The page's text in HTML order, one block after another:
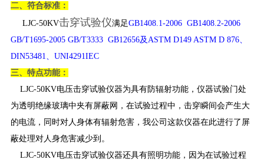
二、符合标准：
LJC-50KV击穿试验仪满足GB1408.1-2006 GB1408.2-2006
GB/T1695-2005 GB/T3333 GB12656及ASTM D149 ASTM D 876、
DIN53481、UNI4291IEC
三、特点功能：
LJC-50KV电压击穿试验仪器为具有防辐射功能，仪器试验门处
为透明绝缘玻璃中夹有屏蔽网，在试验过程中，击穿瞬间会产生大
的电流，同时对人身体有辐射危害，我公司这款仪器在此进行了屏
蔽处理对人身危害减少到。
LJC-50KV电压击穿试验仪器还具有照明功能，因为在试验过程